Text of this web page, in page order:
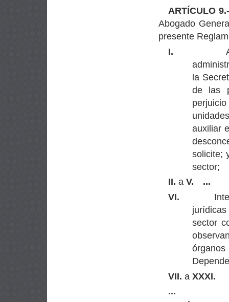
ARTÍCULO
Abogado
presente
I.
la
de las
auxiliar
solicite;
sector;
II. aV.
...
VI.
sector
VII.aXXXI.
...